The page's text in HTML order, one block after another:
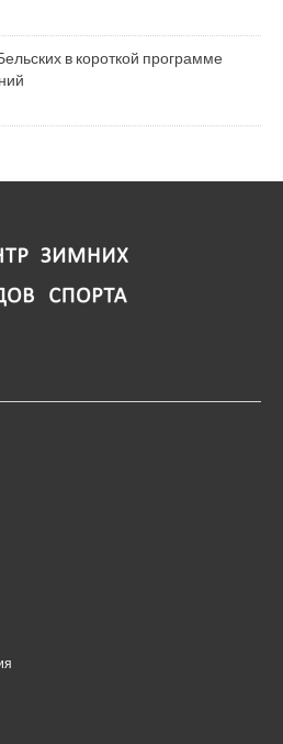
в короткой программе